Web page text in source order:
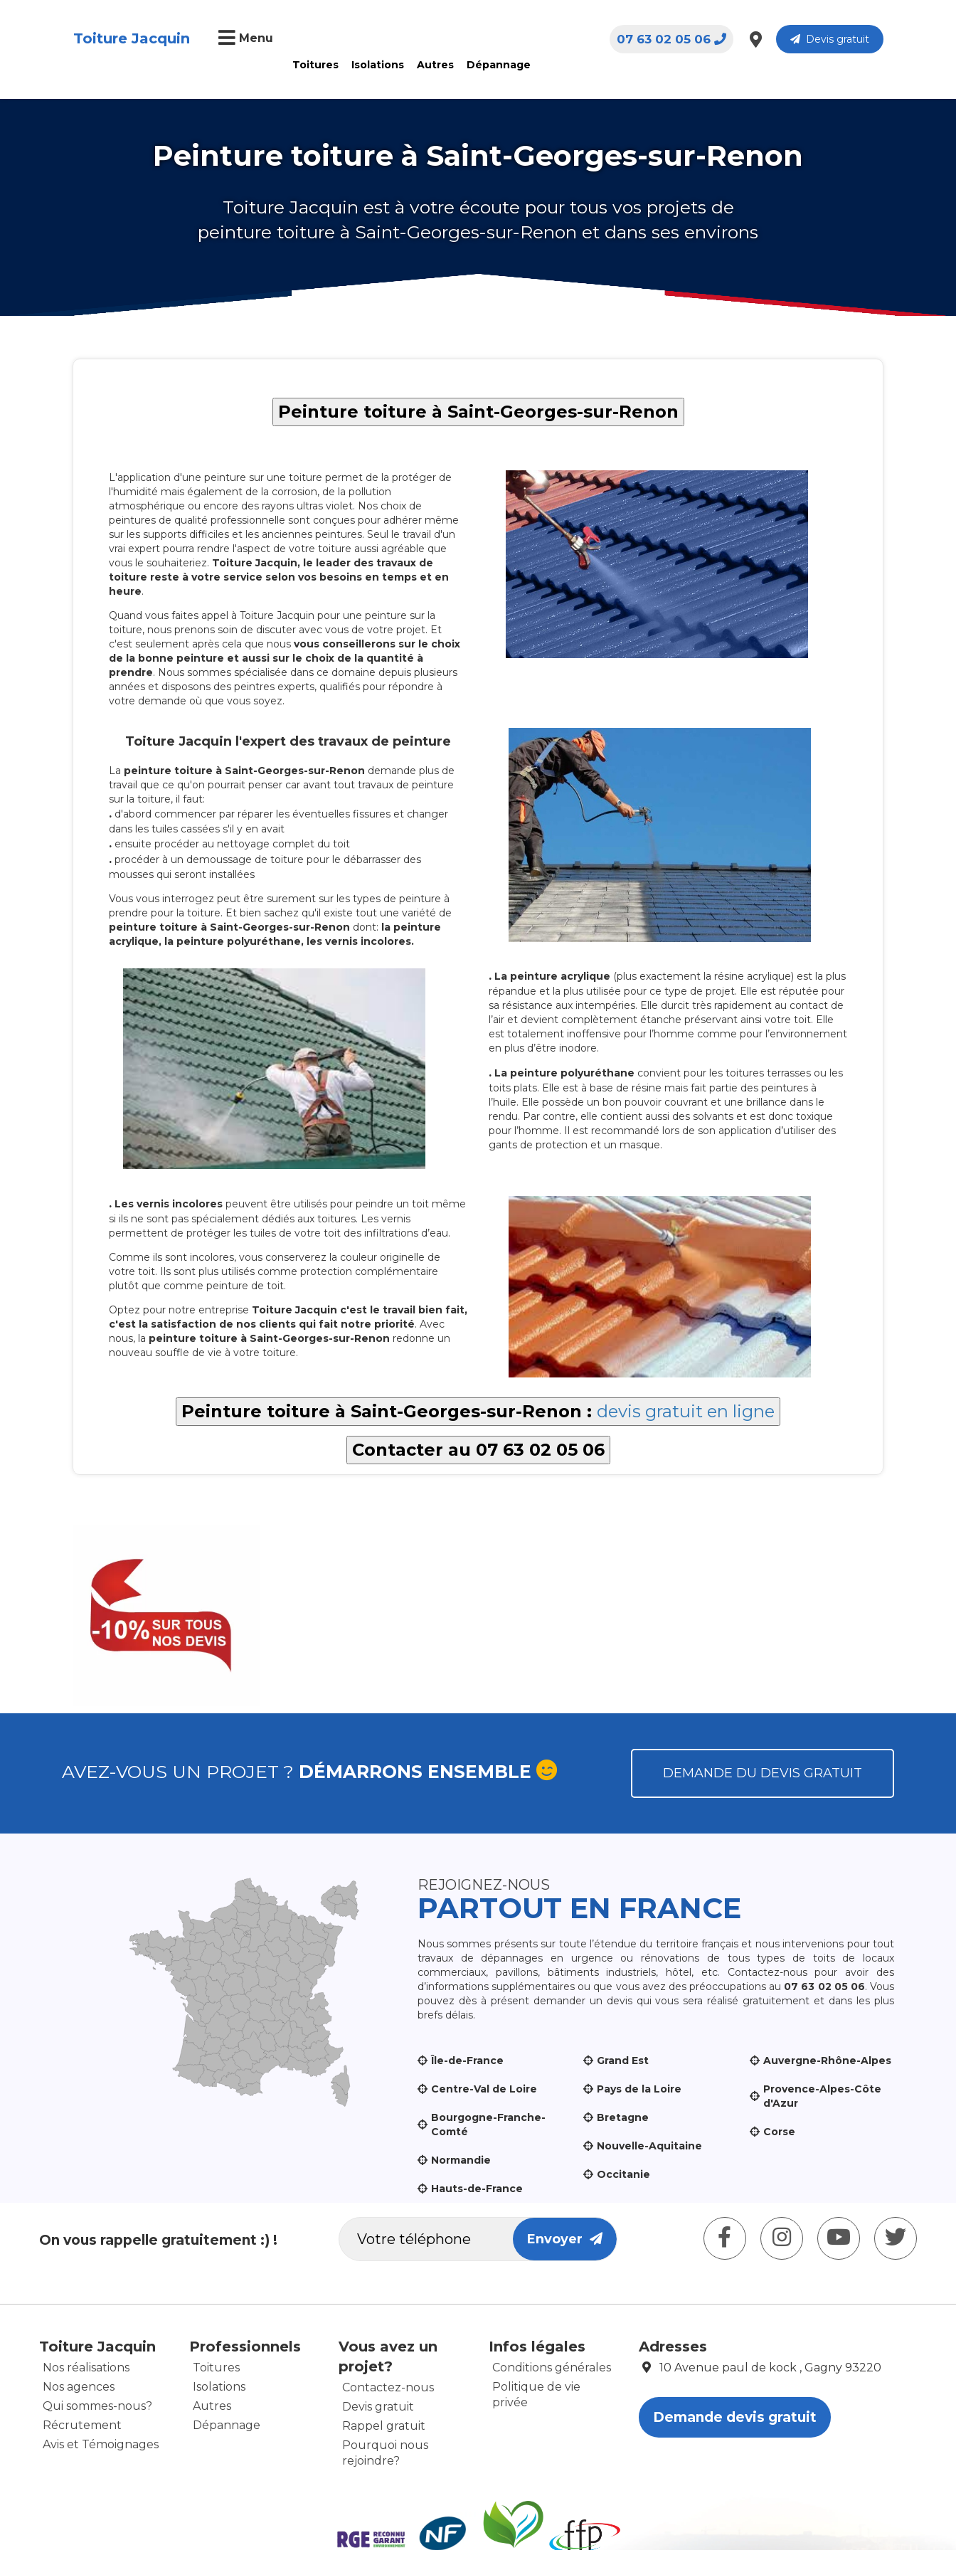
Toiture Jacquin Menu
Toitures Isolations Autres Dépannage
Devis gratuit
07 63 02 05 06
Peinture toiture à Saint-Georges-sur-Renon
Toiture Jacquin est à votre écoute pour tous vos projets de
peinture toiture à Saint-Georges-sur-Renon et dans ses environs
Peinture toiture à Saint-Georges-sur-Renon
L'application d'une peinture sur une toiture permet de la protéger de
l'humidité mais également de la corrosion, de la pollution
atmosphérique ou encore des rayons ultras violet. Nos choix de
peintures de qualité professionnelle sont conçues pour adhérer même
sur les supports difficiles et les anciennes peintures. Seul le travail d'un
vrai expert pourra rendre l'aspect de votre toiture aussi agréable que
vous le souhaiteriez. Toiture Jacquin, le leader des travaux de
toiture reste à votre service selon vos besoins en temps et en
heure.
Quand vous faites appel à Toiture Jacquin pour une peinture sur la
toiture, nous prenons soin de discuter avec vous de votre projet. Et
c'est seulement après cela que nous vous conseillerons sur le choix
de la bonne peinture et aussi sur le choix de la quantité à
prendre. Nous sommes spécialisée dans ce domaine depuis plusieurs
années et disposons des peintres experts, qualifiés pour répondre à
votre demande où que vous soyez.
Toiture Jacquin l'expert des travaux de peinture
La peinture toiture à Saint-Georges-sur-Renon demande plus de
travail que ce qu'on pourrait penser car avant tout travaux de peinture
sur la toiture, il faut:
. d'abord commencer par réparer les éventuelles fissures et changer
dans les tuiles cassées s'il y en avait
. ensuite procéder au nettoyage complet du toit
. procéder à un demoussage de toiture pour le débarrasser des
mousses qui seront installées
Vous vous interrogez peut être surement sur les types de peinture à
prendre pour la toiture. Et bien sachez qu'il existe tout une variété de
peinture toiture à Saint-Georges-sur-Renon dont: la peinture
acrylique, la peinture polyuréthane, les vernis incolores.
. La peinture acrylique (plus exactement la résine acrylique) est la plus
répandue et la plus utilisée pour ce type de projet. Elle est réputée pour
sa résistance aux intempéries. Elle durcit très rapidement au contact de
l’air et devient complètement étanche préservant ainsi votre toit. Elle
est totalement inoffensive pour l’homme comme pour l’environnement
en plus d’être inodore.
. La peinture polyuréthane convient pour les toitures terrasses ou les
toits plats. Elle est à base de résine mais fait partie des peintures à
l’huile. Elle possède un bon pouvoir couvrant et une brillance dans le
rendu. Par contre, elle contient aussi des solvants et est donc toxique
pour l’homme. Il est recommandé lors de son application d’utiliser des
gants de protection et un masque.
. Les vernis incolores peuvent être utilisés pour peindre un toit même
si ils ne sont pas spécialement dédiés aux toitures. Les vernis
permettent de protéger les tuiles de votre toit des infiltrations d’eau.
Comme ils sont incolores, vous conserverez la couleur originelle de
votre toit. Ils sont plus utilisés comme protection complémentaire
plutôt que comme peinture de toit.
Optez pour notre entreprise Toiture Jacquin c'est le travail bien fait,
c'est la satisfaction de nos clients qui fait notre priorité. Avec
nous, la peinture toiture à Saint-Georges-sur-Renon redonne un
nouveau souffle de vie à votre toiture.
Peinture toiture à Saint-Georges-sur-Renon : devis gratuit en ligne
Contacter au 07 63 02 05 06
AVEZ-VOUS UN PROJET ? DÉMARRONS ENSEMBLE DEMANDE DU DEVIS GRATUIT
REJOIGNEZ-NOUS
PARTOUT EN FRANCE
Nous sommes présents sur toute l’étendue du territoire français et nous intervenions pour tout
travaux de dépannages en urgence ou rénovations de tous types de toits de locaux
commerciaux, pavillons, bâtiments industriels, hôtel, etc. Contactez-nous pour avoir des
d’informations supplémentaires ou que vous avez des préoccupations au 07 63 02 05 06. Vous
pouvez dès à présent demander un devis qui vous sera réalisé gratuitement et dans les plus
brefs délais.
Île-de-France
Centre-Val de Loire
Bourgogne-Franche-
Comté
Normandie
Hauts-de-France
Grand Est
Pays de la Loire
Bretagne
Nouvelle-Aquitaine
Occitanie
Auvergne-Rhône-Alpes
Provence-Alpes-Côte
d'Azur
Corse
On vous rappelle gratuitement :) ! Envoyer
Toiture Jacquin
Nos réalisations
Nos agences
Qui sommes-nous?
Récrutement
Avis et Témoignages
Professionnels
Toitures
Isolations
Autres
Dépannage
Vous avez un
projet?
Contactez-nous
Devis gratuit
Rappel gratuit
Pourquoi nous
rejoindre?
Infos légales
Conditions générales
Politique de vie
privée
Adresses
10 Avenue paul de kock , Gagny 93220
Demande devis gratuit